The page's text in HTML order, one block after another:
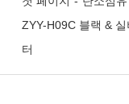
ZYY-H09C 블랙 &
터